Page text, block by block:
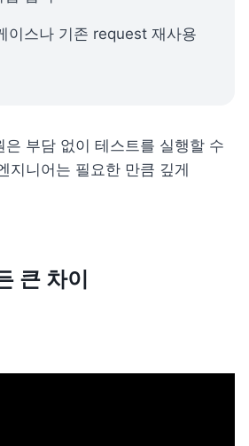
이스나 기존 request 재사용
은 부담 없이 테스트를 실행할 수
지니어는 필요한 만큼 깊게
큰 차이